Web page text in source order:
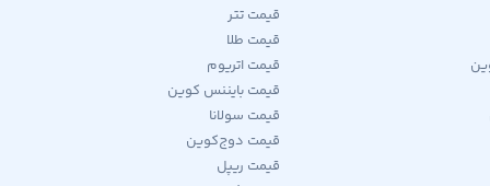
قیمت تتر
قیمت طلا
قیمت اتریوم
قیمت بایننس کوین
قیمت سولانا
قیمت دوج‌کوین
قیمت ریپل